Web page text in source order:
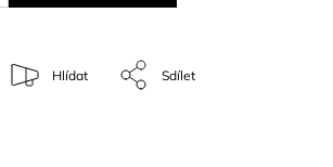
Hlídat Sdílet